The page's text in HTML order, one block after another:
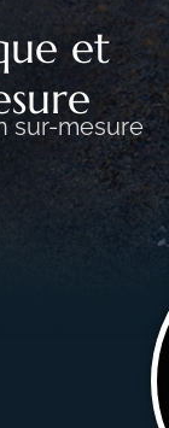
et
sur-mesure